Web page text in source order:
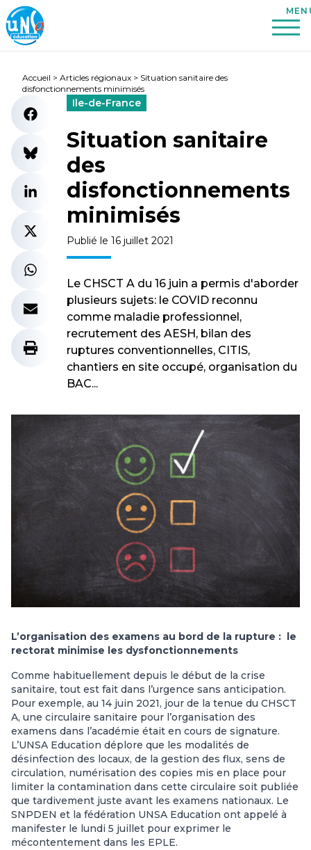
Accueil > Articles régionaux > Situation sanitaire des
disfonctionnements minimisés
Ile-de-France
Situation sanitaire
des
disfonctionnements
minimisés
Publié le 16 juillet 2021
Le CHSCT A du 16 juin a permis d'aborder
plusieurs sujets: le COVID reconnu
comme maladie professionnel,
recrutement des AESH, bilan des
ruptures conventionnelles, CITIS,
chantiers en site occupé, organisation du
BAC...
L’organisation des examens au bord de la rupture : le
rectorat minimise les dysfonctionnements
Comme habituellement depuis le début de la crise
sanitaire, tout est fait dans l’urgence sans anticipation.
Pour exemple, au 14 juin 2021, jour de la tenue du CHSCT
A, une circulaire sanitaire pour l’organisation des
examens dans l’académie était en cours de signature.
L’UNSA Education déplore que les modalités de
désinfection des locaux, de la gestion des flux, sens de
circulation, numérisation des copies mis en place pour
limiter la contamination dans cette circulaire soit publiée
que tardivement juste avant les examens nationaux. Le
SNPDEN et la fédération UNSA Education ont appelé à
manifester le lundi 5 juillet pour exprimer le
mécontentement dans les EPLE.